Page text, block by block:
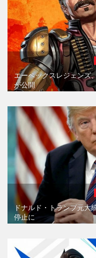
エーペックスレジェンズ
が公開
ドナルド・トランプ元大
停止に